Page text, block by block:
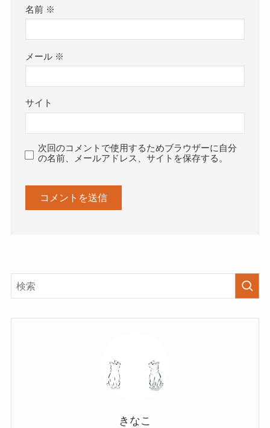
名前 ※
メール ※
サイト
次回のコメントで使用するためブラウザーに自分
の名前、メールアドレス、サイトを保存する。
きなこ